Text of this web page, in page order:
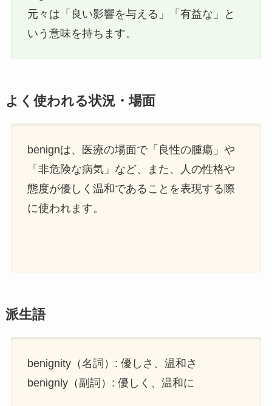
元々は「良い影響を与える」「有益な」と
いう意味を持ちます。
よく使われる状況・場面
benignは、医療の場面で「良性の腫瘍」や
「非危険な病気」など、また、人の性格や
態度が優しく温和であることを表現する際
に使われます。
派生語
benignity（名詞）: 優しさ、温和さ
benignly（副詞）: 優しく、温和に